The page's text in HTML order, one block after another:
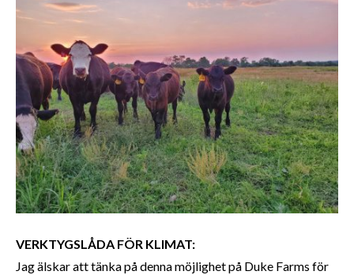
VERKTYGSLÅDA FÖR KLIMAT:
Jag älskar att tänka på denna möjlighet på Duke Farms för